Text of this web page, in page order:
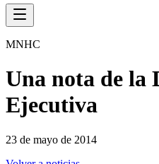
MNHC
Una nota de la
Ejecutiva
23 de mayo de 2014